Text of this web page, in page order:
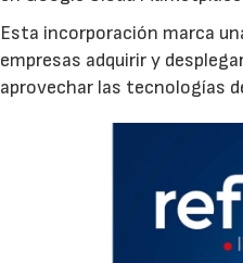
Esta incorporación marca
empresas adquirir y
aprovechar las tecnologías